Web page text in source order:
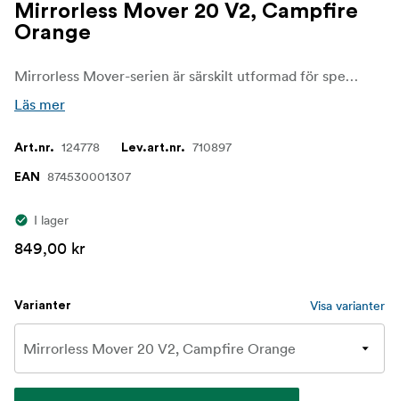
Mirrorless Mover 20 V2, Campfire
Orange
Mirrorless Mover-serien är särskilt utformad för spegellösa system. Mirrorless Movers finns i fem storlekar och fyra färger och har ett brett användningsområde bland fotografer av alla slag. Think Tank Mirrorless Mover 20 passar ett spegellöst standardhus plus 1 till 2 objektiv: korta till medellånga f/4-zoomar eller korta till medellånga primrar.
Läs mer
Art.nr. 124778 Lev.art.nr. 710897
EAN 874530001307
I lager
849,00 kr
Varianter Visa varianter